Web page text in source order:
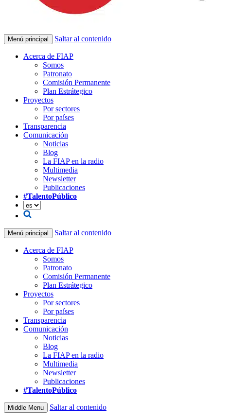
Menú principal Saltar al contenido
Acerca de FIAP
Somos
Patronato
Comisión Permanente
Plan Estrátegico
Proyectos
Por sectores
Por países
Transparencia
Comunicación
Noticias
Blog
La FIAP en la radio
Multimedia
Newsletter
Publicaciones
#TalentoPúblico
Menú principal Saltar al contenido
Acerca de FIAP
Somos
Patronato
Comisión Permanente
Plan Estrátegico
Proyectos
Por sectores
Por países
Transparencia
Comunicación
Noticias
Blog
La FIAP en la radio
Multimedia
Newsletter
Publicaciones
#TalentoPúblico
Middle Menu Saltar al contenido